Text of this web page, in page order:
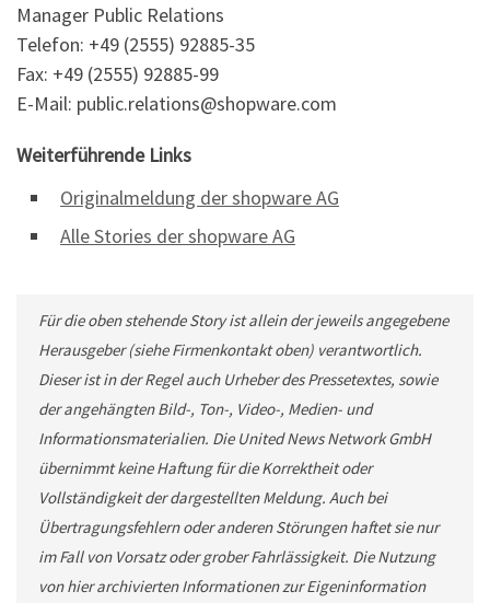
Manager Public Relations
Telefon: +49 (2555) 92885-35
Fax: +49 (2555) 92885-99
E-Mail: public.relations@shopware.com
Weiterführende Links
Originalmeldung der shopware AG
Alle Stories der shopware AG
Für die oben stehende Story ist allein der jeweils angegebene
Herausgeber (siehe Firmenkontakt oben) verantwortlich.
Dieser ist in der Regel auch Urheber des Pressetextes, sowie
der angehängten Bild-, Ton-, Video-, Medien- und
Informationsmaterialien. Die United News Network GmbH
übernimmt keine Haftung für die Korrektheit oder
Vollständigkeit der dargestellten Meldung. Auch bei
Übertragungsfehlern oder anderen Störungen haftet sie nur
im Fall von Vorsatz oder grober Fahrlässigkeit. Die Nutzung
von hier archivierten Informationen zur Eigeninformation